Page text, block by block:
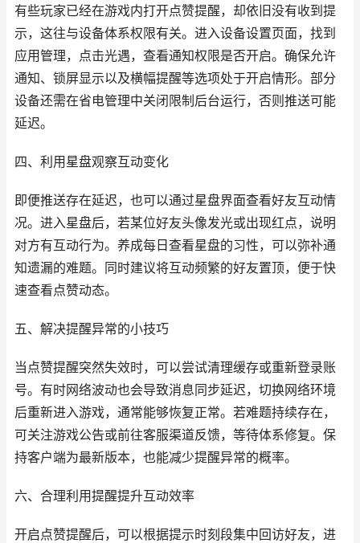
有些玩家已经在游戏内打开点赞提醒，却依旧没有收到提
示，这往与设备体系权限有关。进入设备设置页面，找到
应用管理，点击光遇，查看通知权限是否开启。确保允许
通知、锁屏显示以及横幅提醒等选项处于开启情形。部分
设备还需在省电管理中关闭限制后台运行，否则推送可能
延迟。
四、利用星盘观察互动变化
即便推送存在延迟，也可以通过星盘界面查看好友互动情
况。进入星盘后，若某位好友头像发光或出现红点，说明
对方有互动行为。养成每日查看星盘的习性，可以弥补通
知遗漏的难题。同时建议将互动频繁的好友置顶，便于快
速查看点赞动态。
五、解决提醒异常的小技巧
当点赞提醒突然失效时，可以尝试清理缓存或重新登录账
号。有时网络波动也会导致消息同步延迟，切换网络环境
后重新进入游戏，通常能够恢复正常。若难题持续存在，
可关注游戏公告或前往客服渠道反馈，等待体系修复。保
持客户端为最新版本，也能减少提醒异常的概率。
六、合理利用提醒提升互动效率
开启点赞提醒后，可以根据提示时刻段集中回访好友，进